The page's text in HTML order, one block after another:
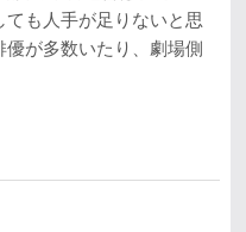
も人手が足りないと思
が多数いたり、劇場側